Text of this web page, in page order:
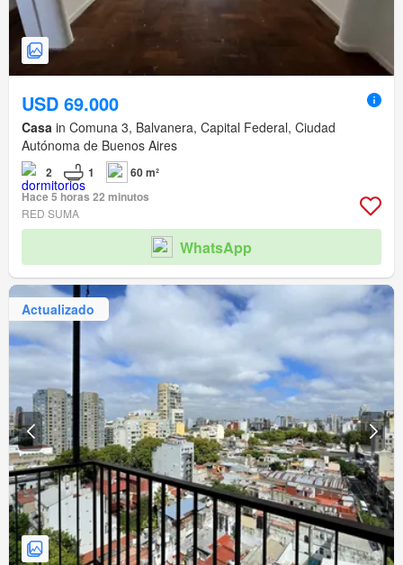
USD 69.000
Casa in Comuna 3, Balvanera, Capital Federal, Ciudad
Autónoma de Buenos Aires
2 1
60 m²
Hace 5 horas 22 minutos
RED SUMA
WhatsApp
Actualizado